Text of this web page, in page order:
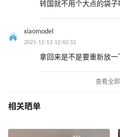
转国就不用个大点的袋子
xiaomodel
2025-11-13 12:42:33
拿回来是不是要重新放一
查看全
相关晒单